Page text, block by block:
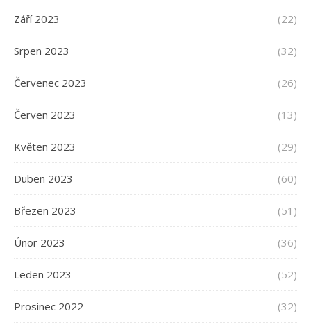
Září 2023 (22)
Srpen 2023 (32)
Červenec 2023 (26)
Červen 2023 (13)
Květen 2023 (29)
Duben 2023 (60)
Březen 2023 (51)
Únor 2023 (36)
Leden 2023 (52)
Prosinec 2022 (32)